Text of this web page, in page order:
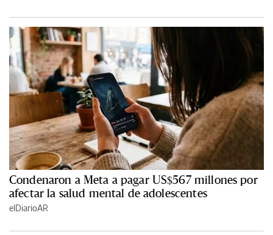
Condenaron a Meta a pagar US$567 millones por
afectar la salud mental de adolescentes
elDiarioAR